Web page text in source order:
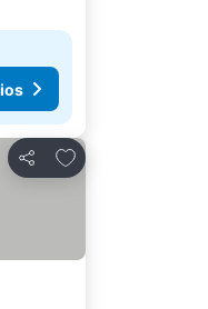
Compartir
Agregar a favoritos